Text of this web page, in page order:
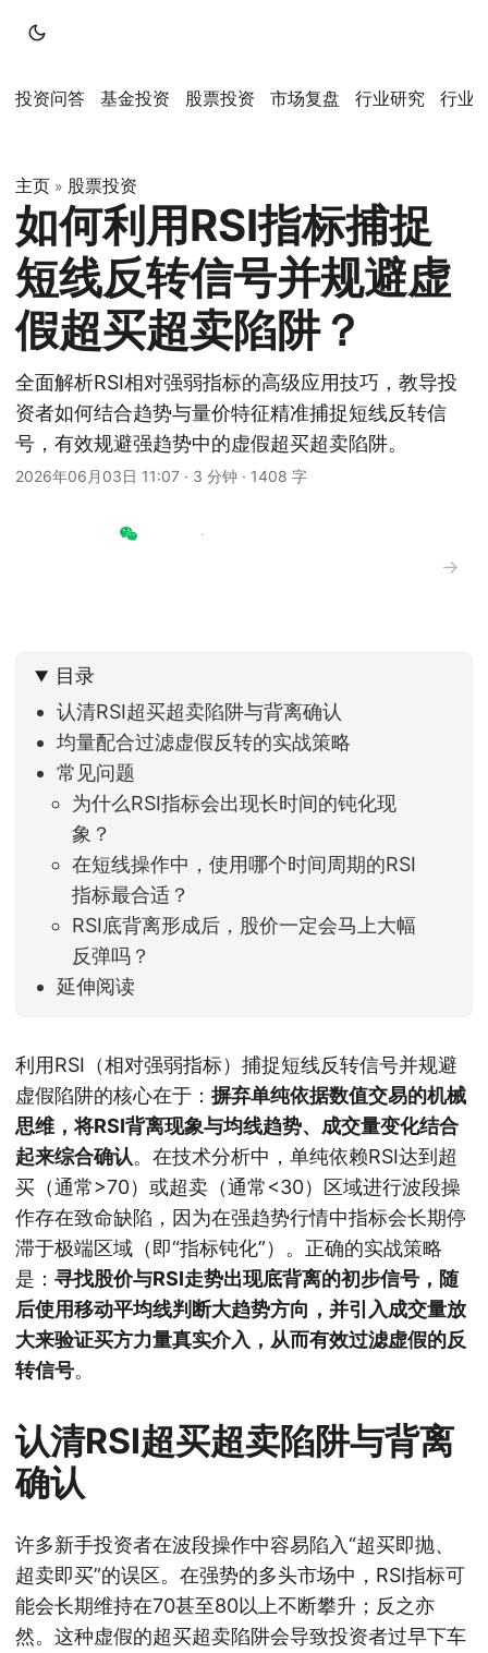
投资问答 基金投资 股票投资 市场复盘 行业研究 行业
主页 » 股票投资
如何利用RSI指标捕捉
短线反转信号并规避虚
假超买超卖陷阱？
全面解析RSI相对强弱指标的高级应用技巧，教导投
资者如何结合趋势与量价特征精准捕捉短线反转信
号，有效规避强趋势中的虚假超买超卖陷阱。
2026年06月03日 11:07 · 3 分钟 · 1408 字
→
目录
认清RSI超买超卖陷阱与背离确认
均量配合过滤虚假反转的实战策略
常见问题
为什么RSI指标会出现长时间的钝化现
象？
在短线操作中，使用哪个时间周期的RSI
指标最合适？
RSI底背离形成后，股价一定会马上大幅
反弹吗？
延伸阅读
利用RSI（相对强弱指标）捕捉短线反转信号并规避
虚假陷阱的核心在于： 摒弃单纯依据数值交易的机械
思维，将RSI背离现象与均线趋势、成交量变化结合
起来综合确认。在技术分析中，单纯依赖RSI达到超
买（通常>70）或超卖（通常<30）区域进行波段操
作存在致命缺陷，因为在强趋势行情中指标会长期停
滞于极端区域（即“指标钝化”）。正确的实战策略
是： 寻找股价与RSI走势出现底背离的初步信号，随
后使用移动平均线判断大趋势方向，并引入成交量放
大来验证买方力量真实介入，从而有效过滤虚假的反
转信号。
认清RSI超买超卖陷阱与背离
确认
许多新手投资者在波段操作中容易陷入“超买即抛、
超卖即买”的误区。在强势的多头市场中，RSI指标可
能会长期维持在70甚至80以上不断攀升；反之亦
然。这种虚假的超买超卖陷阱会导致投资者过早下车